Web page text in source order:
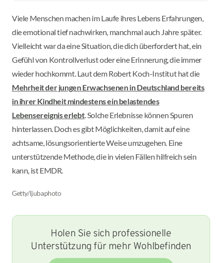
Viele Menschen machen im Laufe ihres Lebens Erfahrungen,
die emotional tief nachwirken, manchmal auch Jahre später.
Vielleicht war da eine Situation, die dich überfordert hat, ein
Gefühl von Kontrollverlust oder eine Erinnerung, die immer
wieder hochkommt. Laut dem Robert Koch-Institut hat die
Mehrheit der jungen Erwachsenen in Deutschland bereits
in ihrer Kindheit mindestens ein belastendes
Lebensereignis erlebt. Solche Erlebnisse können Spuren
hinterlassen. Doch es gibt Möglichkeiten, damit auf eine
achtsame, lösungsorientierte Weise umzugehen. Eine
unterstützende Methode, die in vielen Fällen hilfreich sein
kann, ist EMDR.
Getty/ljubaphoto
Holen Sie sich professionelle
Unterstützung für mehr Wohlbefinden